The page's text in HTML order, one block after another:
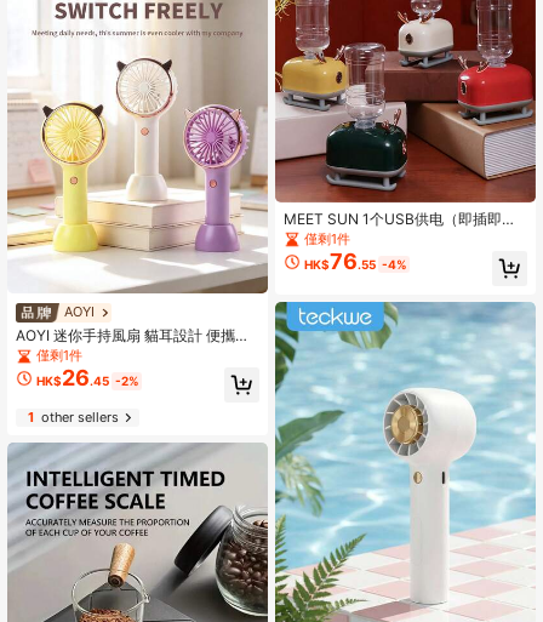
AOYI
AOYI 迷你手持風扇 貓耳設計 便攜式
個人手持風扇 3段調速 500mAh電池
夏季涼感風扇 舒緩酷暑 適用於辦公
室、旅行、居家、工作、學習、海灘
僅剩1件
HK$26.45 -2%
1other sellers
MEET SUN 1个USB供电（即插即
用）+便携式可爱宠物加湿器，时尚小
巧的桌面装饰品，适合办公室使用
僅剩1件
HK$76.55 -4%